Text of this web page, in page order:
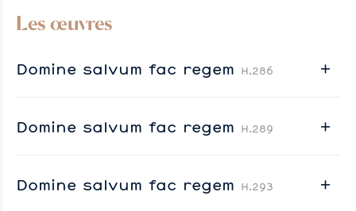
Les œuvres
Domine salvum fac regem H.286
Domine salvum fac regem H.289
Domine salvum fac regem H.293